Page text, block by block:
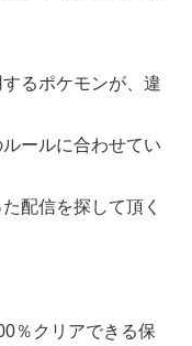
るポケモンが、違
ールに合わせてい
配信を探して頂く
％クリアできる保